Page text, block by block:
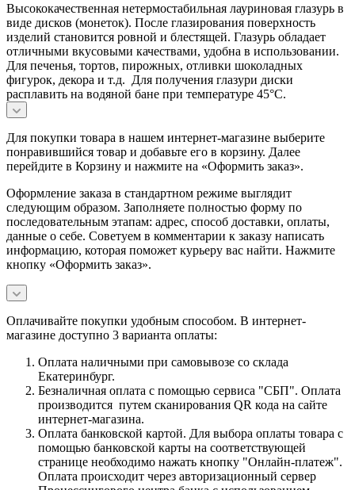
Высококачественная нетермостабильная лауриновая глазурь в
виде дисков (монеток). После глазирования поверхность
изделий становится ровной и блестящей. Глазурь обладает
отличными вкусовыми качествами, удобна в использовании.
Для печенья, тортов, пирожных, отливки шоколадных
фигурок, декора и т.д. Для получения глазури диски
расплавить на водяной бане при температуре 45°С.
Для покупки товара в нашем интернет-магазине выберите
понравившийся товар и добавьте его в корзину. Далее
перейдите в Корзину и нажмите на «Оформить заказ».
Оформление заказа в стандартном режиме выглядит
следующим образом. Заполняете полностью форму по
последовательным этапам: адрес, способ доставки, оплаты,
данные о себе. Советуем в комментарии к заказу написать
информацию, которая поможет курьеру вас найти. Нажмите
кнопку «Оформить заказ».
Оплачивайте покупки удобным способом. В интернет-
магазине доступно 3 варианта оплаты:
Оплата наличными при самовывозе со склада
Екатеринбург.
Безналичная оплата с помощью сервиса "СБП". Оплата
производится путем сканирования QR кода на сайте
интернет-магазина.
Оплата банковской картой. Для выбора оплаты товара с
помощью банковской карты на соответствующей
странице необходимо нажать кнопку "Онлайн-платеж".
Оплата происходит через авторизационный сервер